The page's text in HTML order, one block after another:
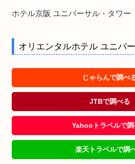
ホテル京阪 ユニバーサル・タワー
オリエンタルホテル ユニバ
じゃらんで調べ
JTBで調べる
Yahooトラベルで調
楽天トラベルで調